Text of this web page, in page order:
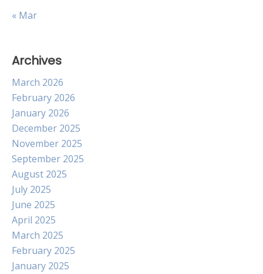
« Mar
Archives
March 2026
February 2026
January 2026
December 2025
November 2025
September 2025
August 2025
July 2025
June 2025
April 2025
March 2025
February 2025
January 2025